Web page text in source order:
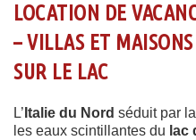
LOCATION DE
– VILLAS ET
SUR LE LAC
L’ Italie du Nord séduit par
les eaux scintillantes du lac